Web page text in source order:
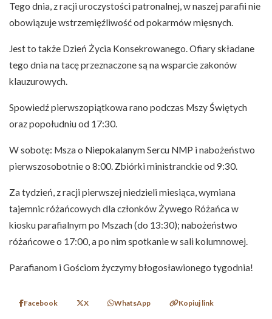
Tego dnia, z racji uroczystości patronalnej, w naszej parafii nie
obowiązuje wstrzemięźliwość od pokarmów mięsnych.
Jest to także Dzień Życia Konsekrowanego. Ofiary składane
tego dnia na tacę przeznaczone są na wsparcie zakonów
klauzurowych.
Spowiedź pierwszopiątkowa rano podczas Mszy Świętych
oraz popołudniu od 17:30.
W sobotę: Msza o Niepokalanym Sercu NMP i nabożeństwo
pierwszosobotnie o 8:00. Zbiórki ministranckie od 9:30.
Za tydzień, z racji pierwszej niedzieli miesiąca, wymiana
tajemnic różańcowych dla członków Żywego Różańca w
kiosku parafialnym po Mszach (do 13:30); nabożeństwo
różańcowe o 17:00, a po nim spotkanie w sali kolumnowej.
Parafianom i Gościom życzymy błogosławionego tygodnia!
Facebook X WhatsApp Kopiuj link